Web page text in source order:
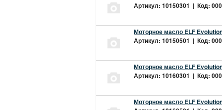
Артикул: 10150301 | Код:
Моторное масло ELF
Артикул: 10150501 | Код:
Моторное масло ELF
Артикул: 10160301 | Код:
Моторное масло ELF